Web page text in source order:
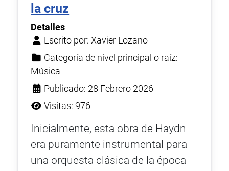
la cruz
Detalles
Escrito por:Xavier Lozano
Categoría de nivel principal o raíz:
Música
Publicado: 28 Febrero 2026
Visitas: 976
Inicialmente, esta obra de Haydn
era puramente instrumental para
una orquesta clásica de la época